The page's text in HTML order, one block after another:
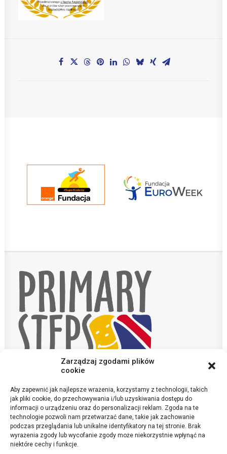
Zarządzaj zgodami plików
cookie
Aby zapewnić jak najlepsze wrażenia, korzystamy z technologii, takich
jak pliki cookie, do przechowywania i/lub uzyskiwania dostępu do
informacji o urządzeniu oraz do personalizacji reklam. Zgoda na te
technologie pozwoli nam przetwarzać dane, takie jak zachowanie
podczas przeglądania lub unikalne identyfikatory na tej stronie. Brak
wyrażenia zgody lub wycofanie zgody może niekorzystnie wpłynąć na
niektóre cechy i funkcje.
KONTAKT
POLITYKA PRYWATNOŚCI
sekretariat@szkola-anglojezyczna.pl
©Primary Steps 2020. All Rights Reserved